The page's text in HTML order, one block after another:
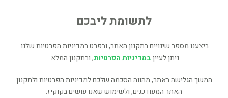
לתשומת ליבכם
ביצענו מספר שינויים בתקנון האתר, ובפרט במדיניות הפרטיות שלנו.
ניתן לעייןבמדיניות הפרטיות, ובתקנון המלא.
המשך הגלישה באתר, מהווה הסכמה שלכם למדיניות הפרטיות ולתקנון
האתר המעודכנים, ולשימוש שאנו עושים בקוקיז.